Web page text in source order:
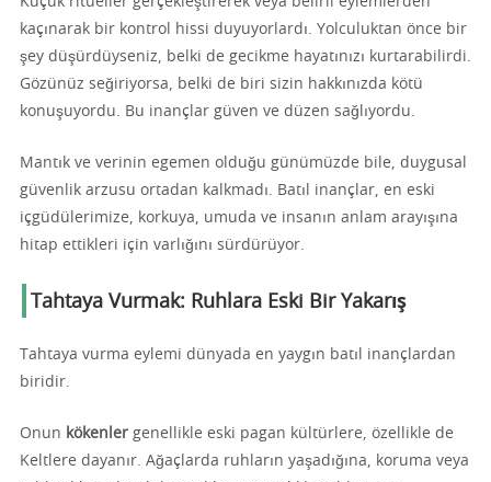
kaçınarak bir kontrol hissi duyuyorlardı. Yolculuktan önce bir
şey düşürdüyseniz, belki de gecikme hayatınızı kurtarabilirdi.
Gözünüz seğiriyorsa, belki de biri sizin hakkınızda kötü
konuşuyordu. Bu inançlar güven ve düzen sağlıyordu.
Mantık ve verinin egemen olduğu günümüzde bile, duygusal
güvenlik arzusu ortadan kalkmadı. Batıl inançlar, en eski
içgüdülerimize, korkuya, umuda ve insanın anlam arayışına
hitap ettikleri için varlığını sürdürüyor.
Tahtaya Vurmak: Ruhlara Eski Bir Yakarış
Tahtaya vurma eylemi dünyada en yaygın batıl inançlardan
biridir.
Onun kökenler genellikle eski pagan kültürlere, özellikle de
Keltlere dayanır. Ağaçlarda ruhların yaşadığına, koruma veya